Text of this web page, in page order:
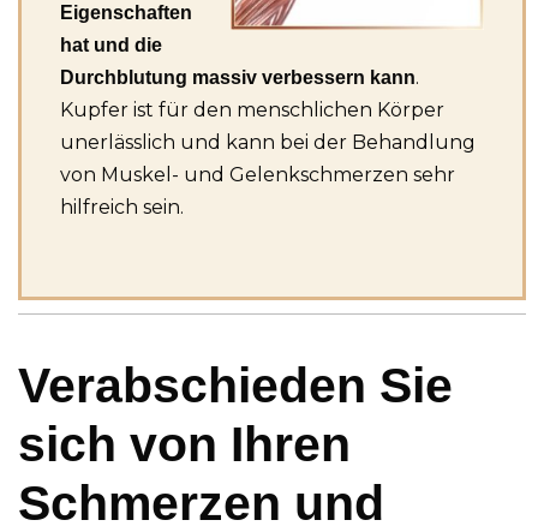
Eigenschaften
hat und die
Durchblutung massiv verbessern kann.
Kupfer ist für den menschlichen Körper
unerlässlich und kann bei der Behandlung
von Muskel- und Gelenkschmerzen sehr
hilfreich sein.
Verabschieden Sie
sich von Ihren
Schmerzen und